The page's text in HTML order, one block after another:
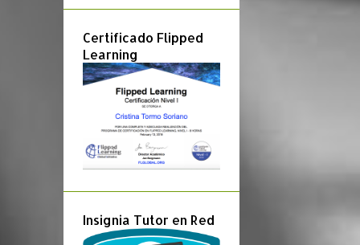
CIFRADO
CIFRADO AMERICANO
CÍRCULO DE QUINTAS
COLOCACIÓN ACORDES
COMPOSICIÓN
COMPOSITORES
Certificado Flipped
Learning
Insignia Tutor en Red